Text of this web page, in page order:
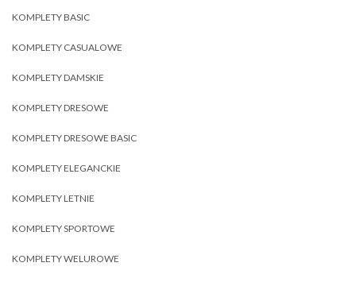
KOMPLETY BASIC
KOMPLETY CASUALOWE
KOMPLETY DAMSKIE
KOMPLETY DRESOWE
KOMPLETY DRESOWE BASIC
KOMPLETY ELEGANCKIE
KOMPLETY LETNIE
KOMPLETY SPORTOWE
KOMPLETY WELUROWE